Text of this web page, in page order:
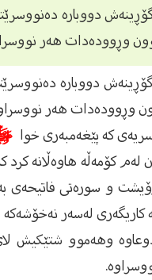
دووبارە
وڕوودەدات هەر
دووبارە
وڕوودەدات هەر
كە پێغەمبەرى خوا
لەم كۆمەڵە هاوەڵانە
و سورەتى فاتیحەى
كاریگەرى لەسەر
وهەموو شتێكیش